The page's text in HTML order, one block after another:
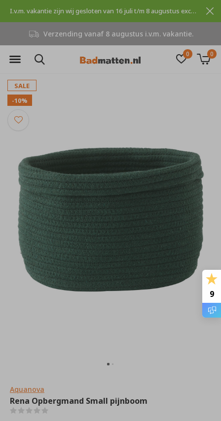
0 0
Verzending vanaf 8 augustus i.v.m. vakantie.
I.v.m. vakantie zijn wij gesloten van 16 juli t/m 8 augustus excuses voor dit ongemak.
SALE
-10%
Aquanova
Rena Opbergmand Small pijnboom
9